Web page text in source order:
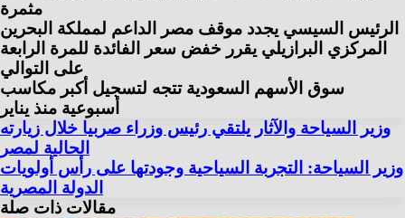
مثمرة
الرئيس السيسي يجدد موقف مصر الداعم لمملكة البحرين
المركزي البرازيلي يقرر خفض سعر الفائدة للمرة الرابعة
على التوالي
سوق الأسهم السعودية تتجه لتسجيل أكبر مكاسب
أسبوعية منذ يناير
وزير السياحة والآثار يلتقي رئيس وزراء صربيا خلال زيارته
الحالية لمصر
وزير السياحة: التجربة السياحية وجودتها على رأس أولويات
الدولة المصرية
مقالات ذات صلة